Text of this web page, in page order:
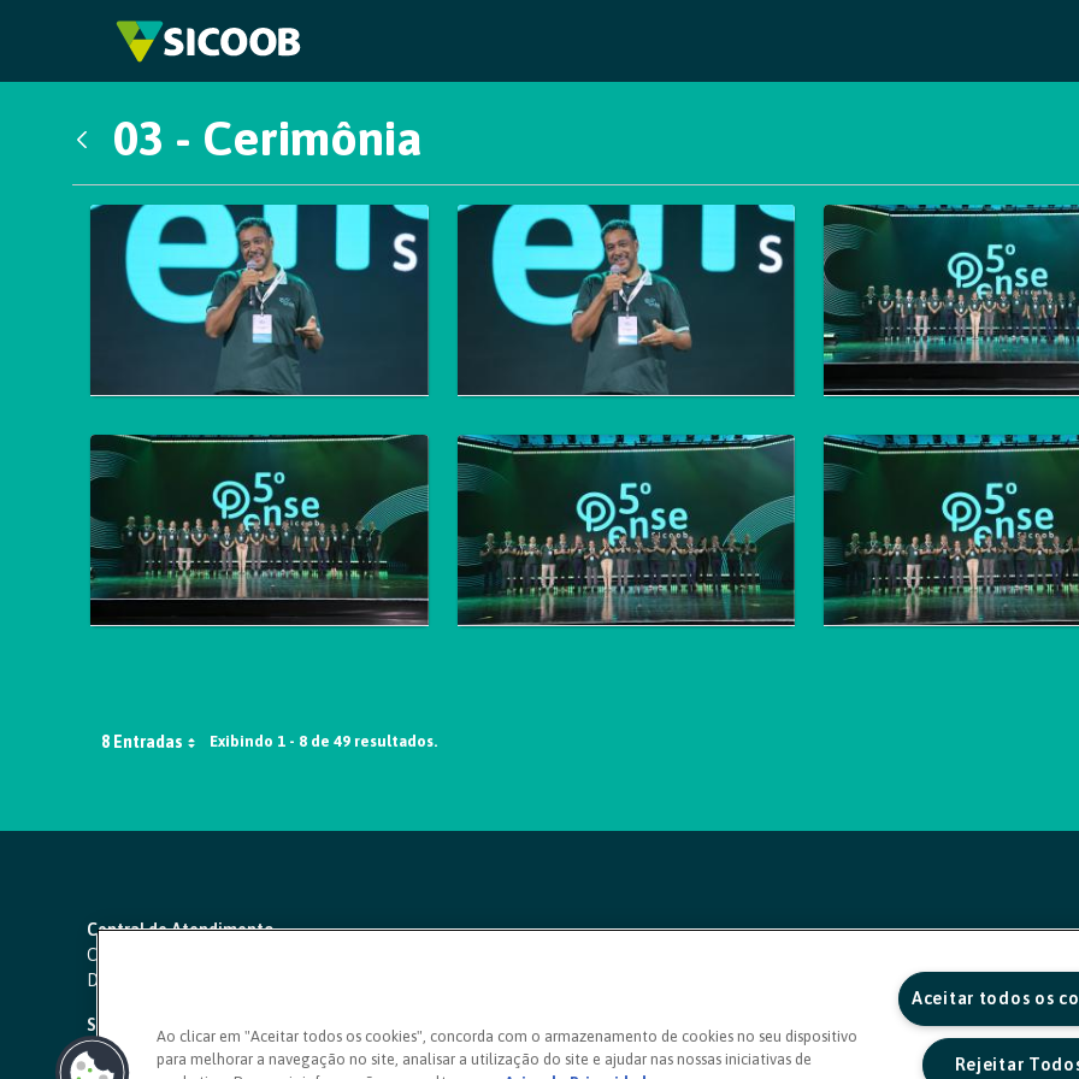
Pular para o Conteúdo principal
03 - Cerimônia
Galeria de Mídias
8 Entradas Exibindo 1 - 8 de 49 resultados.
Central de Atendimento
Capitais e regiões metropolitanas:
Demais localidades:
SAC 24 horas
Ouvidoria
Ao clicar em "Aceitar todos os cookies", concorda com o armazenamento de cookies no seu dispositivo
para melhorar a navegação no site, analisar a utilização do site e ajudar nas nossas iniciativas de
Aceitar todos os
Rejeitar